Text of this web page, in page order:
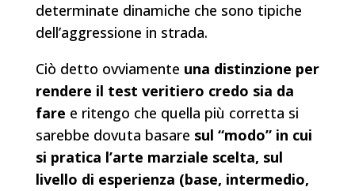
determinate dinamiche che sono tipiche
dell’aggressione in strada.
Ciò detto ovviamente una distinzione per
rendere il test veritiero credo sia da
fare e ritengo che quella più corretta si
sarebbe dovuta basare sul “modo” in cui
si pratica l’arte marziale scelta, sul
livello di esperienza (base, intermedio,